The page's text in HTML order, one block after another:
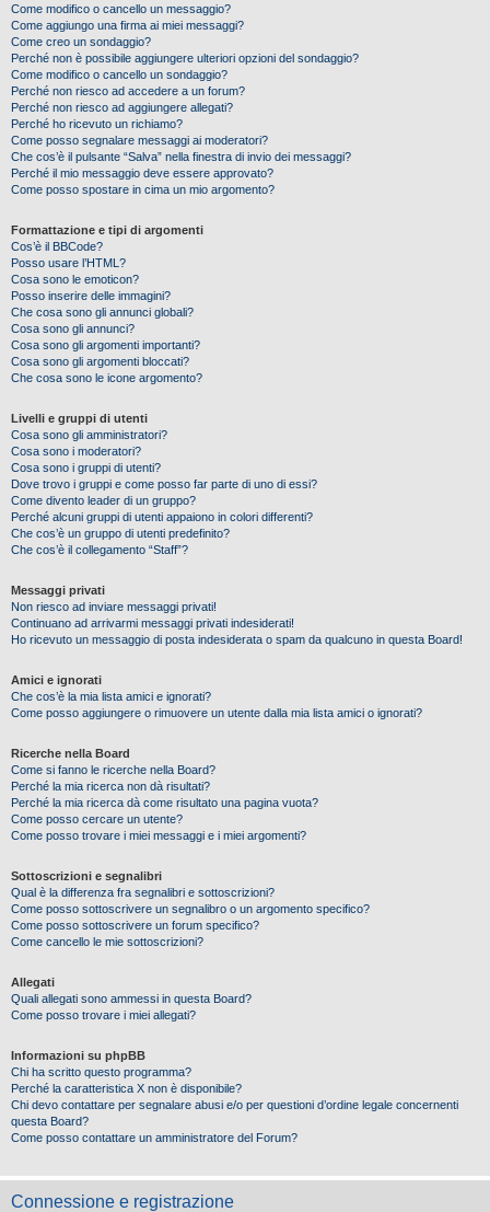
Come modifico o cancello un messaggio?
Come aggiungo una firma ai miei messaggi?
Come creo un sondaggio?
Perché non è possibile aggiungere ulteriori opzioni del sondaggio?
Come modifico o cancello un sondaggio?
Perché non riesco ad accedere a un forum?
Perché non riesco ad aggiungere allegati?
Perché ho ricevuto un richiamo?
Come posso segnalare messaggi ai moderatori?
Che cos’è il pulsante “Salva” nella finestra di invio dei messaggi?
Perché il mio messaggio deve essere approvato?
Come posso spostare in cima un mio argomento?
Formattazione e tipi di argomenti
Cos’è il BBCode?
Posso usare l’HTML?
Cosa sono le emoticon?
Posso inserire delle immagini?
Che cosa sono gli annunci globali?
Cosa sono gli annunci?
Cosa sono gli argomenti importanti?
Cosa sono gli argomenti bloccati?
Che cosa sono le icone argomento?
Livelli e gruppi di utenti
Cosa sono gli amministratori?
Cosa sono i moderatori?
Cosa sono i gruppi di utenti?
Dove trovo i gruppi e come posso far parte di uno di essi?
Come divento leader di un gruppo?
Perché alcuni gruppi di utenti appaiono in colori differenti?
Che cos’è un gruppo di utenti predefinito?
Che cos’è il collegamento “Staff”?
Messaggi privati
Non riesco ad inviare messaggi privati!
Continuano ad arrivarmi messaggi privati indesiderati!
Ho ricevuto un messaggio di posta indesiderata o spam da qualcuno in questa Board!
Amici e ignorati
Che cos’è la mia lista amici e ignorati?
Come posso aggiungere o rimuovere un utente dalla mia lista amici o ignorati?
Ricerche nella Board
Come si fanno le ricerche nella Board?
Perché la mia ricerca non dà risultati?
Perché la mia ricerca dà come risultato una pagina vuota?
Come posso cercare un utente?
Come posso trovare i miei messaggi e i miei argomenti?
Sottoscrizioni e segnalibri
Qual è la differenza fra segnalibri e sottoscrizioni?
Come posso sottoscrivere un segnalibro o un argomento specifico?
Come posso sottoscrivere un forum specifico?
Come cancello le mie sottoscrizioni?
Allegati
Quali allegati sono ammessi in questa Board?
Come posso trovare i miei allegati?
Informazioni su phpBB
Chi ha scritto questo programma?
Perché la caratteristica X non è disponibile?
Chi devo contattare per segnalare abusi e/o per questioni d’ordine legale concernenti
questa Board?
Come posso contattare un amministratore del Forum?
Connessione e registrazione